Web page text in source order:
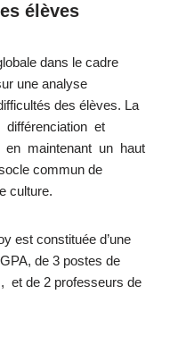
élèves
dans le cadre
une analyse
des élèves. La
et
en maintenant un haut
commun de
culture.
est constituée d’une
de 3 postes de
et de 2 professeurs de